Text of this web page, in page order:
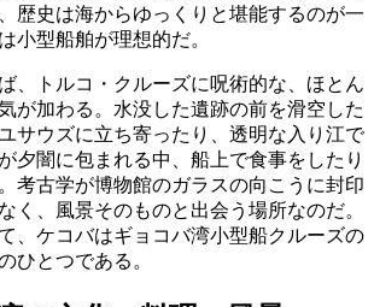
歴史は海からゆっくりと堪能するのが一
小型船舶が理想的だ。
、トルコ・クルーズに呪術的な、ほとん
が加わる。水没した遺跡の前を滑空した
サウズに立ち寄ったり、透明な入り江で
夕闇に包まれる中、船上で食事をしたり
考古学が博物館のガラスの向こうに封印
く、風景そのものと出会う場所なのだ。
、ケコバはギョコバ湾小型船クルーズの
ひとつである。